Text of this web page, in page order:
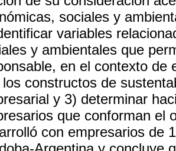
sociales y
variables
y ambientales que
en el contexto de
los constructos de
y 3) determinar
que conforman el
con empresarios de